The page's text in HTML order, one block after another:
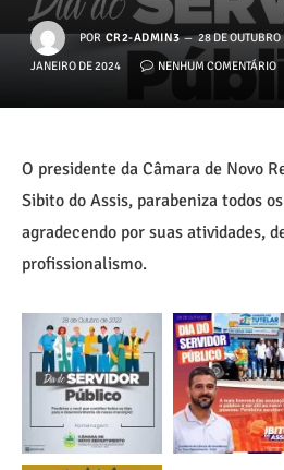
POR CR2-ADMIN3 28 DE
JANEIRO DE 2024 NENHUM COMENTÁRIO
O presidente da Câmara de Novo
Sibito do Assis, parabeniza todos
agradecendo por suas atividades,
profissionalismo.